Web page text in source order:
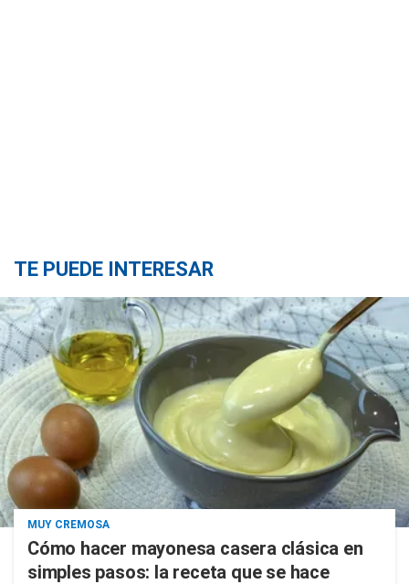
TE PUEDE INTERESAR
MUY CREMOSA
Cómo hacer mayonesa casera clásica en
simples pasos: la receta que se hace